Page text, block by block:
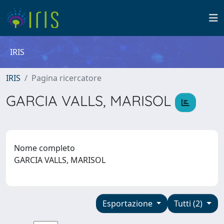
IRIS
IRIS Pagina ricercatore
GARCIA VALLS, MARISOL
Nome completo
GARCIA VALLS, MARISOL
Tutti (2)
Esportazione